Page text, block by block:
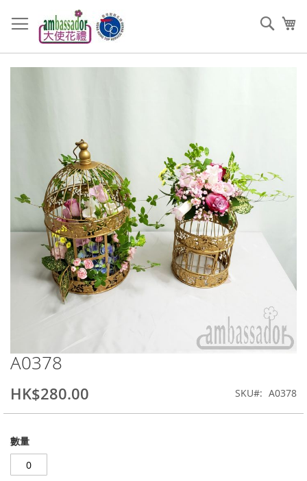
過
到
搜
索
Skip
to
the
beginning
of
images
gallery
A0378
HK$280.00 SKU A0378
數量